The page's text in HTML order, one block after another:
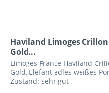
Haviland Limoges
Gold...
Limoges France Haviland
Gold, Elefant edles weißes
Zustand: sehr gut